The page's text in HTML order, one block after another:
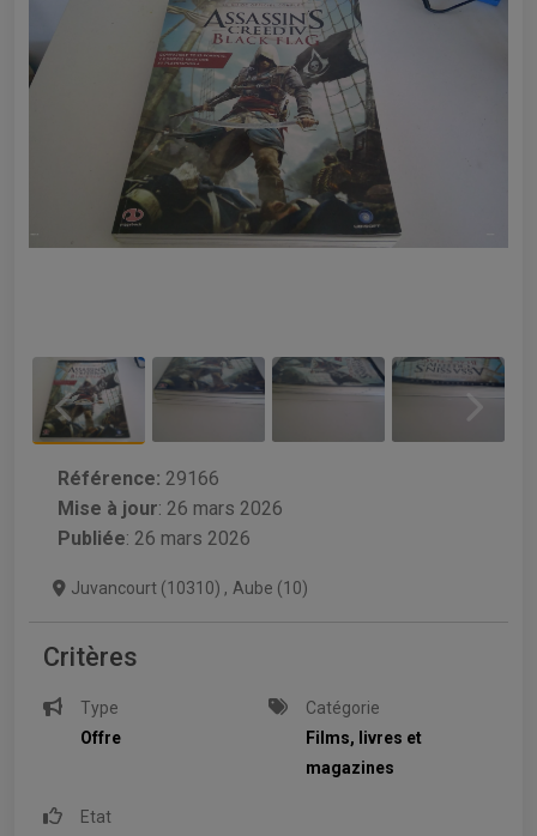
Référence: 29166
Mise à jour: 26 mars 2026
Publiée: 26 mars 2026
Juvancourt (10310) , Aube (10)
Critères
Type
Offre
Catégorie
Films, livres et
magazines
Etat